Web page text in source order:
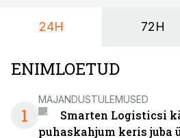
24H 72H
ENIMLOETUD
1
MAJANDUSTULEMUSED
Smarten Logisticsi
puhaskahjum keris juba